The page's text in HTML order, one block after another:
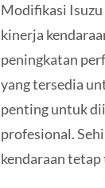
Modifikasi
kinerja
peningkatan
yang tersedia
penting untuk
profesional.
kendaraan tetap